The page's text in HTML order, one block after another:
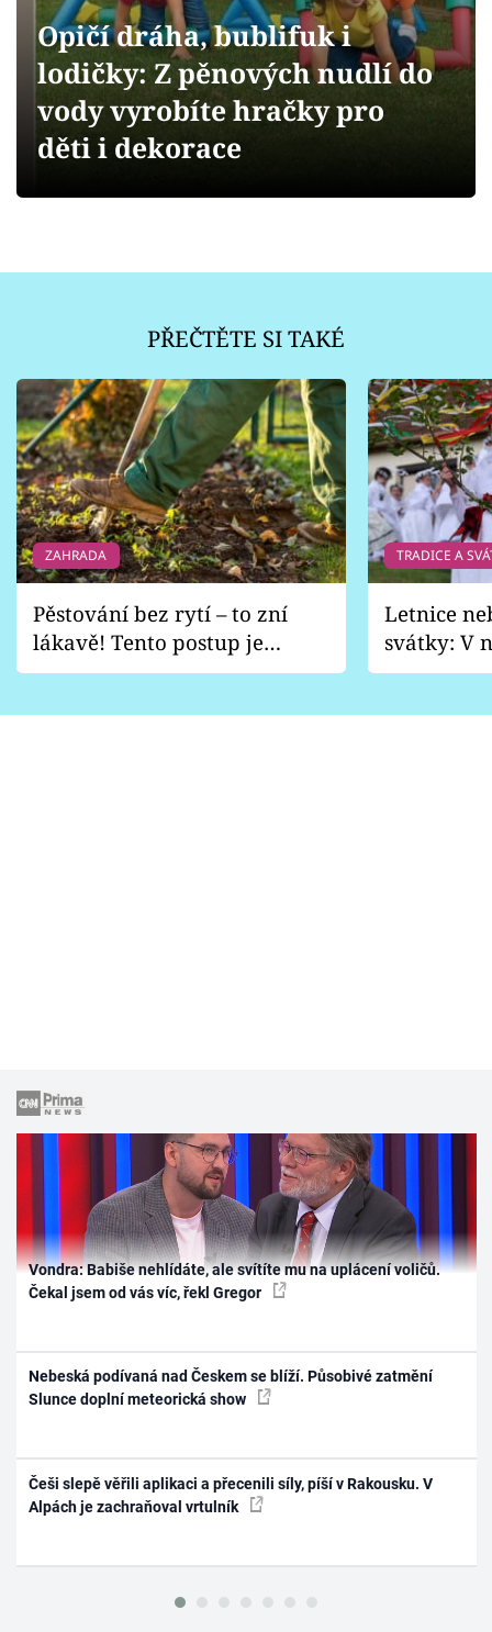
Přihlášení
Sledujte nás
Opičí dráha, bublifuk i
lodičky: Z pěnových nudlí do
vody vyrobíte hračky pro
děti i dekorace
PŘEČTĚTE SI TAKÉ
ZAHRADA
Pěstování bez rytí – to zní
lákavě! Tento postup je
vhodný jen pro některé
TRADICE A
Letnice
svátky: V
pondělí
Vondra: Babiše nehlídáte, ale svítíte mu na uplácení voličů.
Čekal jsem od vás víc, řekl Gregor
Nebeská podívaná nad Českem se blíží. Působivé zatmění
Slunce doplní meteorická show
Češi slepě věřili aplikaci a přecenili síly, píší v Rakousku. V
Alpách je zachraňoval vrtulník